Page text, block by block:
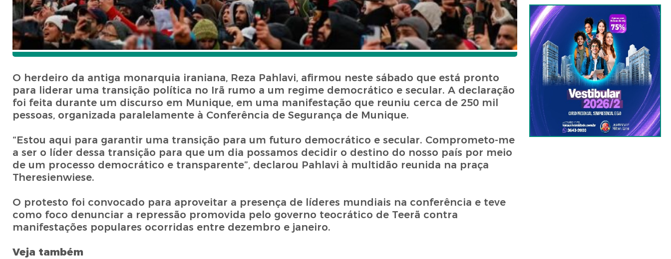
O herdeiro da antiga monarquia iraniana, Reza Pahlavi, afirmou neste sábado que está pronto
para liderar uma transição política no Irã rumo a um regime democrático e secular. A declaração
foi feita durante um discurso em Munique, em uma manifestação que reuniu cerca de 250 mil
pessoas, organizada paralelamente à Conferência de Segurança de Munique.
“Estou aqui para garantir uma transição para um futuro democrático e secular. Comprometo-me
a ser o líder dessa transição para que um dia possamos decidir o destino do nosso país por meio
de um processo democrático e transparente”, declarou Pahlavi à multidão reunida na praça
Theresienwiese.
O protesto foi convocado para aproveitar a presença de líderes mundiais na conferência e teve
como foco denunciar a repressão promovida pelo governo teocrático de Teerã contra
manifestações populares ocorridas entre dezembro e janeiro.
Veja também